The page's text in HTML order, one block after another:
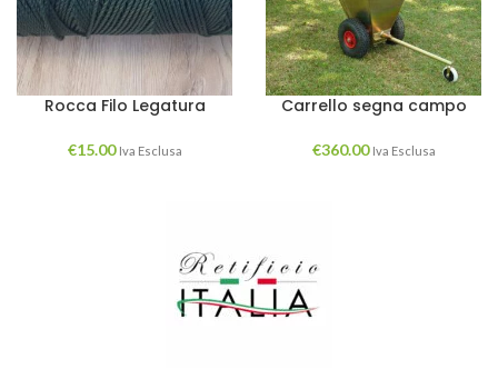
Rocca Filo Legatura
€15.00 Iva Esclusa
Carrello segna campo
€360.00 Iva Esclusa